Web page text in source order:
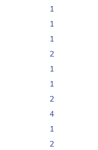
1
1
1
2
1
1
2
4
1
2